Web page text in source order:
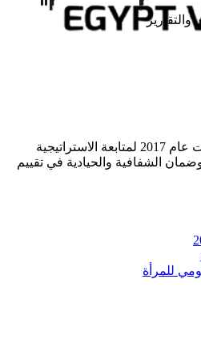
والتقارير
المرصد هو آلية مستقلة أطلقت عام 2017 لمتابعة الاستراتيجية
لتمكين المرأة 2030، وضمان الشفافية والحيادية في تقييم
للمرأة